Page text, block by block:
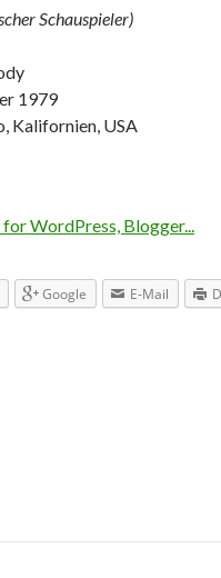
Schauspieler)
1979
Kalifornien, USA
Google E-Mail